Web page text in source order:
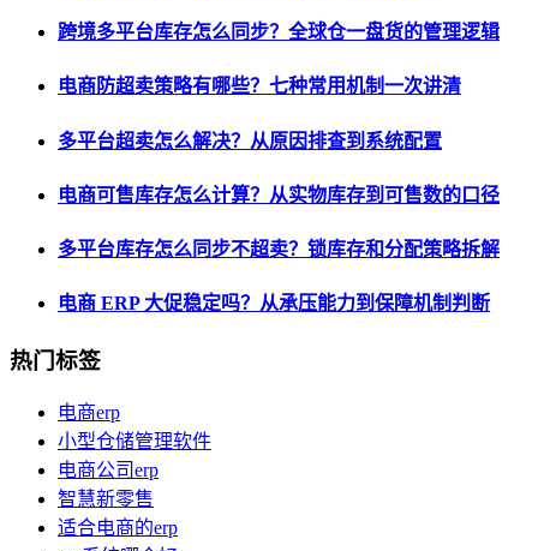
跨境多平台库存怎么同步？全球仓一盘货的管理逻辑
电商防超卖策略有哪些？七种常用机制一次讲清
多平台超卖怎么解决？从原因排查到系统配置
电商可售库存怎么计算？从实物库存到可售数的口径
多平台库存怎么同步不超卖？锁库存和分配策略拆解
电商 ERP 大促稳定吗？从承压能力到保障机制判断
热门标签
电商erp
小型仓储管理软件
电商公司erp
智慧新零售
适合电商的erp